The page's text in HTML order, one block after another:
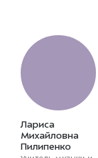
Лариса
Михайловна
Пилипенко